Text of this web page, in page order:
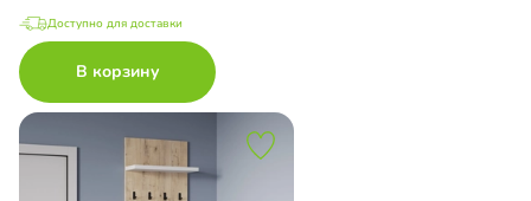
Доступно для доставки
В корзину